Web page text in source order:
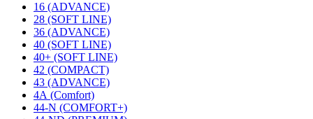
16 (ADVANCE)
28 (SOFT LINE)
36 (ADVANCE)
40 (SOFT LINE)
40+ (SOFT LINE)
42 (COMPACT)
43 (ADVANCE)
4А (Comfort)
44-N (COMFORT+)